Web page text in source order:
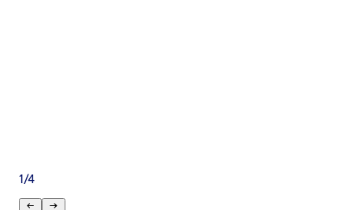
1 /4